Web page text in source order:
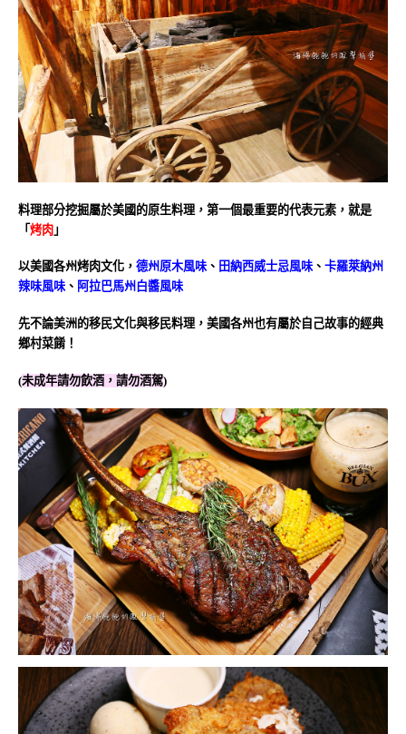
料理部分挖掘屬於美國的原生料理，第一個最重要的代表元素，就是
「烤肉」
以美國各州烤肉文化， 德州原木風味、 田納西威士忌風味、 卡羅萊納州
辣味風味、 阿拉巴馬州白醬風味
先不論美洲的移民文化與移民料理，美國各州也有屬於自己故事的經典
鄉村菜餚！
(未成年請勿飲酒，請勿酒駕)